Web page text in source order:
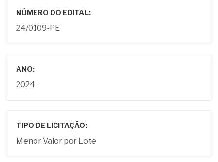
NÚMERO DO EDITAL:
24/0109-PE
ANO:
2024
TIPO DE LICITAÇÃO:
Menor Valor por Lote